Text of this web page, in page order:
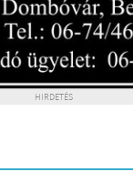
HIRDETÉS